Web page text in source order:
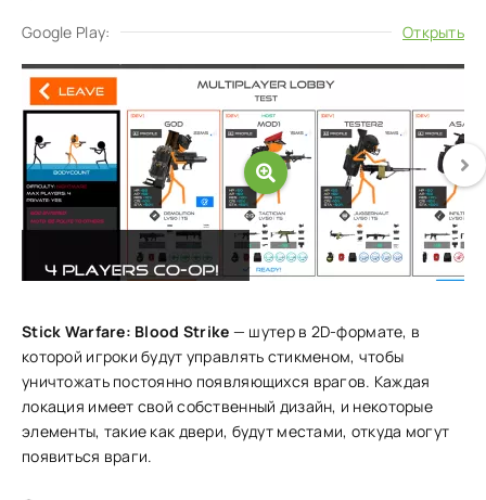
Google Play: Открыть
Stick Warfare: Blood Strike — шутер в 2D-формате, в
которой игроки будут управлять стикменом, чтобы
уничтожать постоянно появляющихся врагов. Каждая
локация имеет свой собственный дизайн, и некоторые
элементы, такие как двери, будут местами, откуда могут
появиться враги.